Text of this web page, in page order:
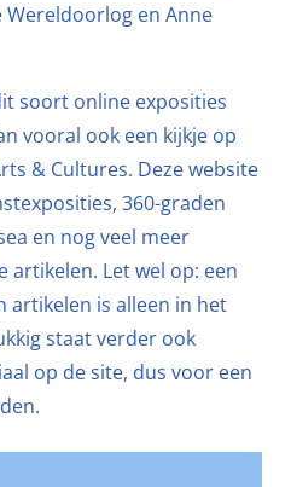
Wereldoorlog en Anne
soort online exposities
vooral ook een kijkje op
& Cultures. Deze website
360-graden
en nog veel meer
artikelen. Let wel op: een
artikelen is alleen in het
staat verder ook
op de site, dus voor een